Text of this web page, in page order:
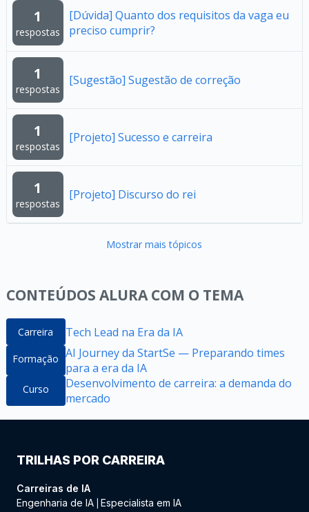
1
respostas
[Dúvida] Quanto dos requisitos da vaga eu
preciso cumprir?
1
respostas
[Sugestão] Sugestão de correção
1
respostas
[Projeto] Sucesso e carreira
1
respostas
[Projeto] Discurso do rei
Mostrar mais tópicos
CONTEÚDOS ALURA COM O TEMA
Carreira Tech Lead na Era da IA
Formação AI Journey da StartSe — Preparando times
para a era da IA
Curso
Desenvolvimento de carreira: a demanda do
mercado
TRILHAS POR CARREIRA
Carreiras de IA
Engenharia de IA Especialista em IA